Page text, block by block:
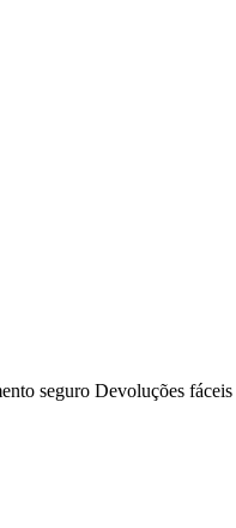
seguro Devoluções fáceis